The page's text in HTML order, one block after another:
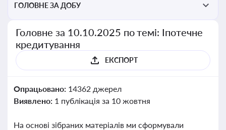
ГОЛОВНЕ ЗА ДОБУ
Головне за 10.10.2025 по темі: Іпотечне
кредитування
ЕКСПОРТ
Опрацьовано: 14362 джерел
Виявлено: 1 публікація за 10 жовтня
На основі зібраних матеріалів ми сформували